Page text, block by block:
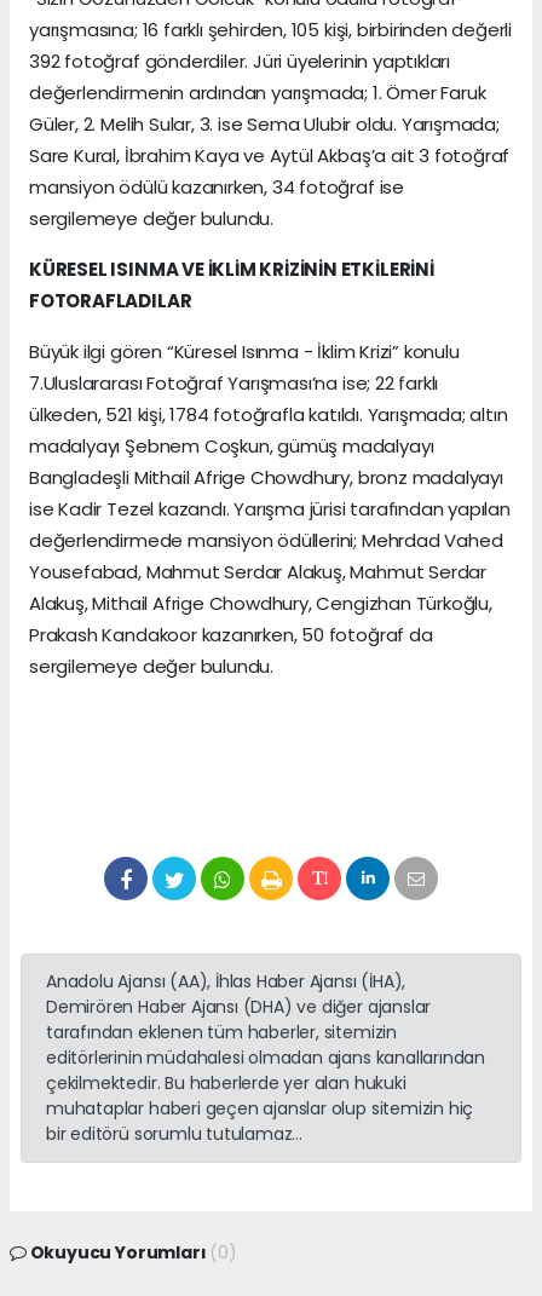
yarışmasına; 16 farklı şehirden, 105 kişi, birbirinden değerli
392 fotoğraf gönderdiler. Jüri üyelerinin yaptıkları
değerlendirmenin ardından yarışmada; 1. Ömer Faruk
Güler, 2. Melih Sular, 3. ise Sema Ulubir oldu. Yarışmada;
Sare Kural, İbrahim Kaya ve Aytül Akbaş’a ait 3 fotoğraf
mansiyon ödülü kazanırken, 34 fotoğraf ise
sergilemeye değer bulundu.
KÜRESEL ISINMA VE İKLİM KRİZİNİN ETKİLERİNİ
FOTORAFLADILAR
Büyük ilgi gören “Küresel Isınma - İklim Krizi” konulu
7.Uluslararası Fotoğraf Yarışması’na ise; 22 farklı
ülkeden, 521 kişi, 1784 fotoğrafla katıldı. Yarışmada; altın
madalyayı Şebnem Coşkun, gümüş madalyayı
Bangladeşli Mithail Afrige Chowdhury, bronz madalyayı
ise Kadir Tezel kazandı. Yarışma jürisi tarafından yapılan
değerlendirmede mansiyon ödüllerini; Mehrdad Vahed
Yousefabad, Mahmut Serdar Alakuş, Mahmut Serdar
Alakuş, Mithail Afrige Chowdhury, Cengizhan Türkoğlu,
Prakash Kandakoor kazanırken, 50 fotoğraf da
sergilemeye değer bulundu.
Anadolu Ajansı (AA), İhlas Haber Ajansı (İHA),
Demirören Haber Ajansı (DHA) ve diğer ajanslar
tarafından eklenen tüm haberler, sitemizin
editörlerinin müdahalesi olmadan ajans kanallarından
çekilmektedir. Bu haberlerde yer alan hukuki
muhataplar haberi geçen ajanslar olup sitemizin hiç
bir editörü sorumlu tutulamaz...
Okuyucu Yorumları (0)